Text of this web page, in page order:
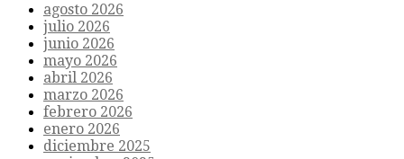
agosto 2026
julio 2026
junio 2026
mayo 2026
abril 2026
marzo 2026
febrero 2026
enero 2026
diciembre 2025